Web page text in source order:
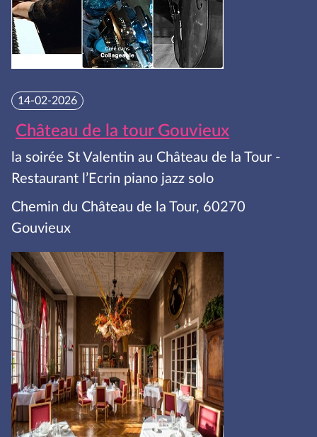
14-02-2026
Château de la tour Gouvieux
la soirée St Valentin au Château de la Tour -
Restaurant l’Ecrin piano jazz solo
Chemin du Château de la Tour, 60270
Gouvieux